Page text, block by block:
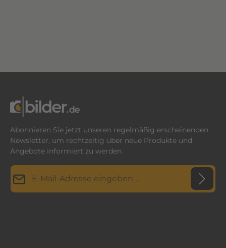
Abonnieren Sie jetzt unseren regelmäßig erscheinenden
Newsletter, um rechtzeitig über neue Produkte und
Angebote informiert zu werden.
E-Mail-Adresse*